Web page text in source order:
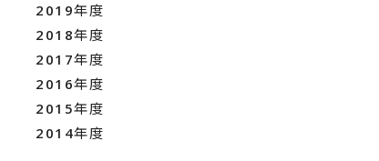
2019年度
2018年度
2017年度
2016年度
2015年度
2014年度